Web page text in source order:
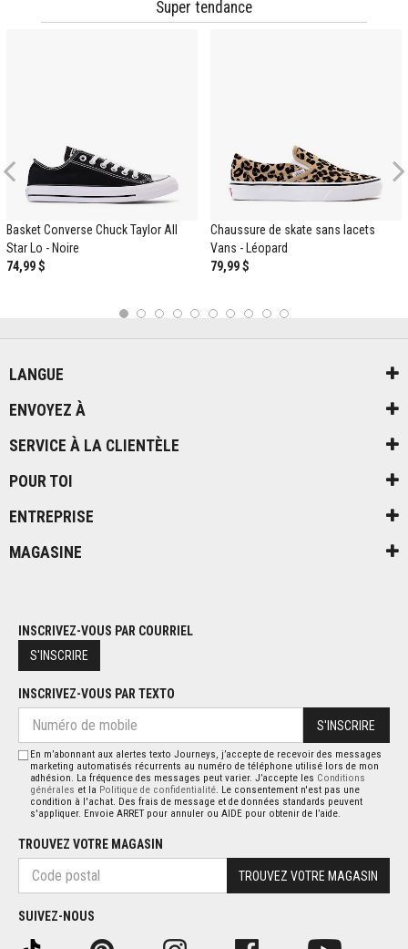
Super tendance
Previous
Basket Converse Chuck Taylor All
Star Lo - Noire
74,99 $
Chaussure de skate sans lacets
Vans - Léopard
79,99 $
LANGUE
ENVOYEZ À
SERVICE À LA CLIENTÈLE
POUR TOI
ENTREPRISE
MAGASINE
INSCRIVEZ-VOUS PAR COURRIEL
S'INSCRIRE
INSCRIVEZ-VOUS PAR TEXTO
S'INSCRIRE
En m’abonnant aux alertes texto Journeys, j’accepte de recevoir des messages
marketing automatisés récurrents au numéro de téléphone utilisé lors de mon
adhésion. La fréquence des messages peut varier. J’accepte les Conditions
générales et la Politique de confidentialité. Le consentement n'est pas une
condition à l'achat. Des frais de message et de données standards peuvent
s'appliquer. Envoie ARRET pour annuler ou AIDE pour obtenir de l’aide.
TROUVEZ VOTRE MAGASIN
TROUVEZ VOTRE MAGASIN
SUIVEZ-NOUS